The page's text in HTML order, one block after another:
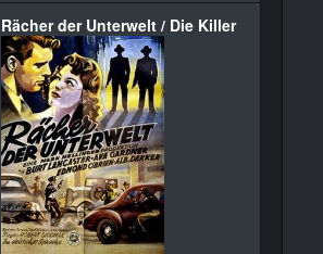
Rächer der Unterwelt / Die Killer